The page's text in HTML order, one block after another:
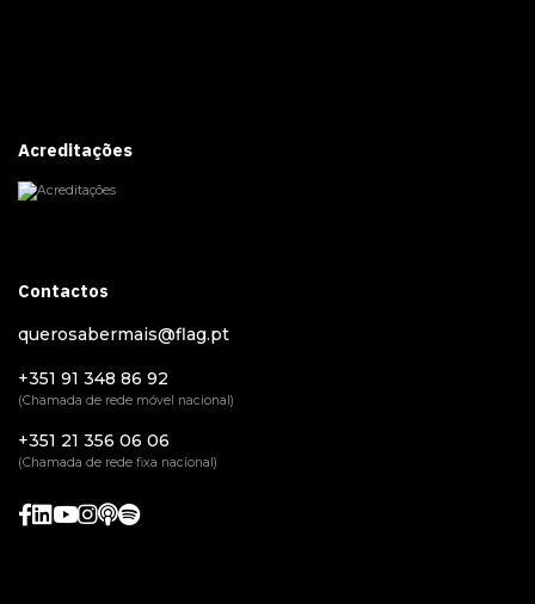
Acreditações
Contactos
querosabermais@flag.pt
+351 91 348 86 92
(Chamada de rede móvel nacional)
+351 21 356 06 06
(Chamada de rede fixa nacional)